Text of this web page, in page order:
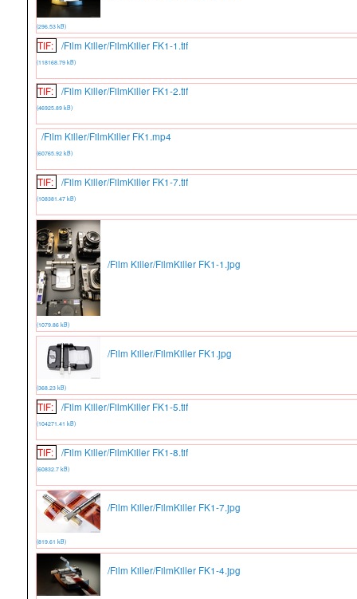
(296.53 kB)
TIF: /Film Killer/FilmKiller FK1-1.tif
(118168.79 kB)
TIF: /Film Killer/FilmKiller FK1-2.tif
(46925.89 kB)
/Film Killer/FilmKiller FK1.mp4
(60765.92 kB)
TIF: /Film Killer/FilmKiller FK1-7.tif
(108381.47 kB)
/Film Killer/FilmKiller FK1-1.jpg
(1079.86 kB)
/Film Killer/FilmKiller FK1.jpg
(368.23 kB)
TIF: /Film Killer/FilmKiller FK1-5.tif
(104271.41 kB)
TIF: /Film Killer/FilmKiller FK1-8.tif
(60832.7 kB)
/Film Killer/FilmKiller FK1-7.jpg
(819.61 kB)
/Film Killer/FilmKiller FK1-4.jpg